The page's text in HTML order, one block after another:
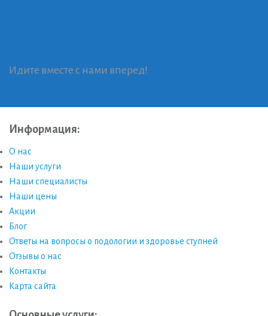
Идите вместе с нами вперед!
Информация:
О нас
Наши услуги
Наши специалисты
Наши цены
Акции
Блог
Ответы на вопросы о подологии и здоровье ступней
Отзывы о нас
Контакты
Карта сайта